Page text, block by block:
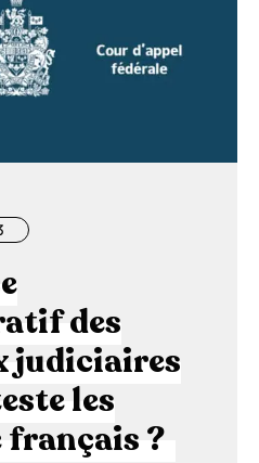
des
judiciaires
les
français ?